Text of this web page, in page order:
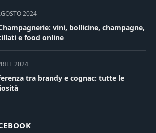
2024
vini, bollicine, champagne,
e food online
2024
tra brandy e cognac: tutte le